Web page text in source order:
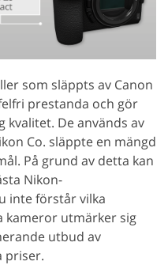
som släppts av Canon
prestanda och gör
De används av
Co. släppte en mängd
På grund av detta kan
Nikon-
inte förstår vilka
kameror utmärker sig
utbud av
priser.